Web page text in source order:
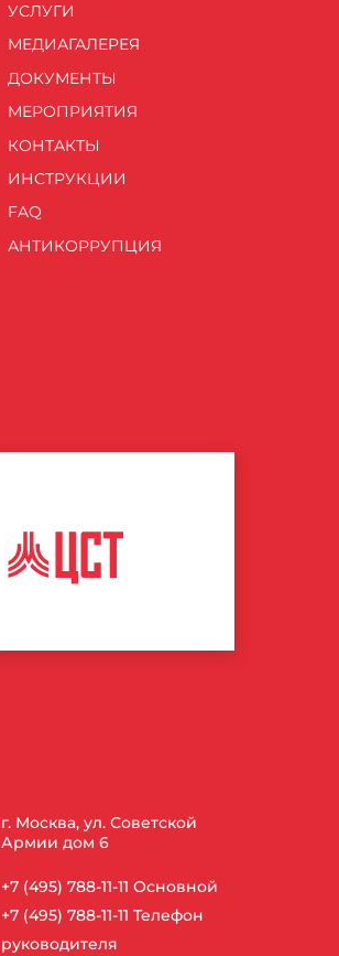
УСЛУГИ
МЕДИАГАЛЕРЕЯ
ДОКУМЕНТЫ
МЕРОПРИЯТИЯ
КОНТАКТЫ
ИНСТРУКЦИИ
FAQ
АНТИКОРРУПЦИЯ
ЦЕНТР
г. Москва, ул. Советской
Армии дом 6
+7 (495) 788-11-11 Основной
+7 (495) 788-11-11 Телефон
руководителя